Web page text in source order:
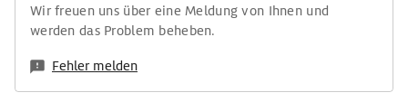
Wir freuen uns über eine Meldung von Ihnen und
werden das Problem beheben.
Fehler melden